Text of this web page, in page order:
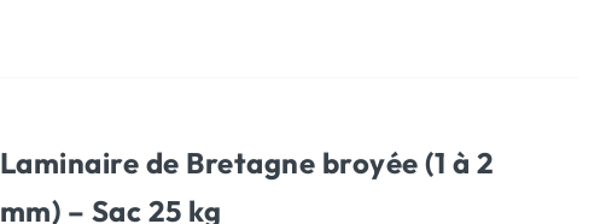
Laminaire de Bretagne broyée (1 à 2
mm) – Sac 25 kg